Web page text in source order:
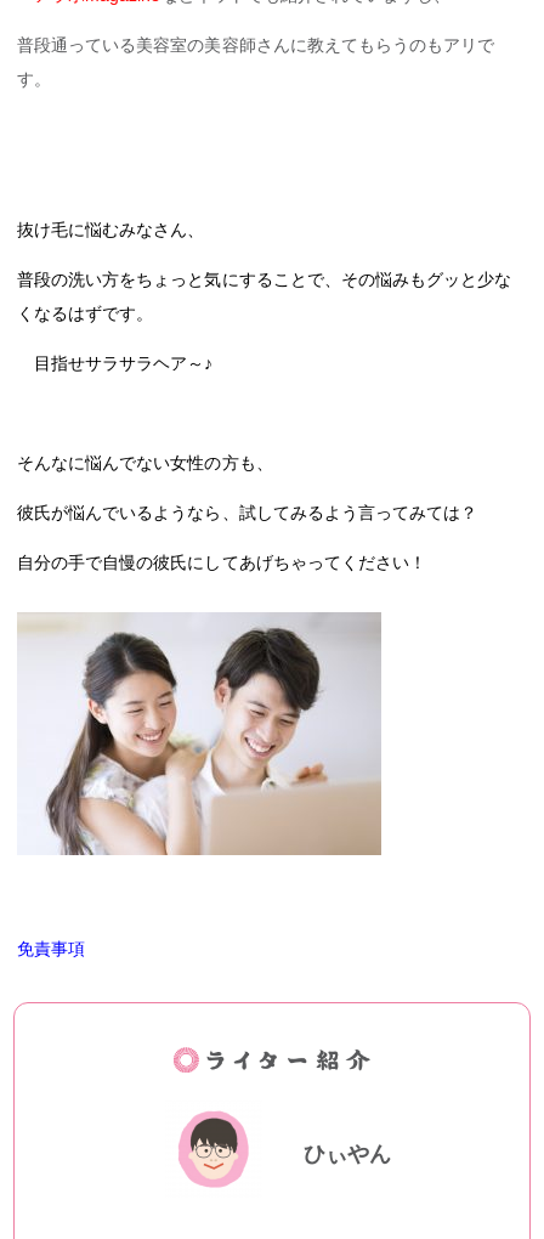
普段通っている美容室の美容師さんに教えてもらうのもアリで
す。
抜け毛に悩むみなさん、
普段の洗い方をちょっと気にすることで、 その悩みもグッと少な
くなるはずです。
目指せサラサラヘア～♪
そんなに悩んでない女性の方も、
彼氏が悩んでいるようなら、 試してみるよう言ってみては？
自分の手で自慢の彼氏にしてあげちゃってください！
免責事項
ひぃやん